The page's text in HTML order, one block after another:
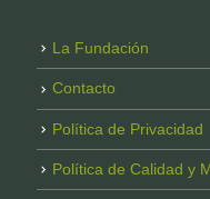
La Fundación
Contacto
Política de Privacidad
Política de Calidad y